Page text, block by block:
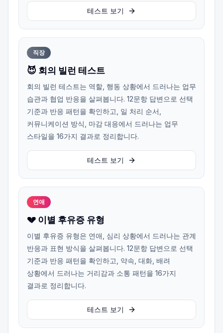
테스트 보기
직장
😈 회의 빌런 테스트
회의 빌런 테스트는 역할, 행동 상황에서 드러나는 업무
습관과 협업 반응을 살펴봅니다. 12문항 답변으로 선택
기준과 반응 패턴을 확인하고, 일 처리 순서,
커뮤니케이션 방식, 마감 대응에서 드러나는 업무
스타일을 16가지 결과로 정리합니다.
테스트 보기
연애
💔 이별 후유증 유형
이별 후유증 유형은 연애, 심리 상황에서 드러나는 관계
반응과 표현 방식을 살펴봅니다. 12문항 답변으로 선택
기준과 반응 패턴을 확인하고, 약속, 대화, 배려
상황에서 드러나는 거리감과 소통 패턴을 16가지
결과로 정리합니다.
테스트 보기